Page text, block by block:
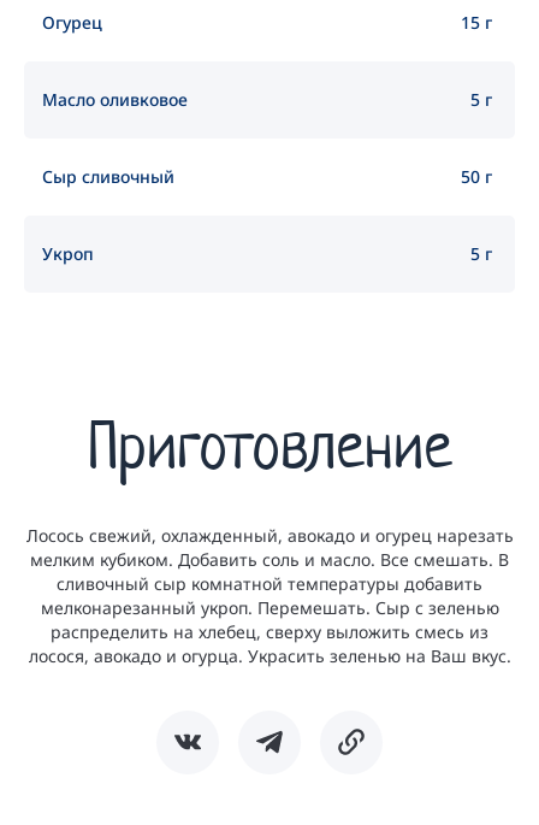
Огурец 15 г
Масло оливковое 5 г
Сыр сливочный 50 г
Укроп 5 г
Приготовление
Лосось свежий, охлажденный, авокадо и огурец нарезать
мелким кубиком. Добавить соль и масло. Все смешать. В
сливочный сыр комнатной температуры добавить
мелконарезанный укроп. Перемешать. Сыр с зеленью
распределить на хлебец, сверху выложить смесь из
лосося, авокадо и огурца. Украсить зеленью на Ваш вкус.